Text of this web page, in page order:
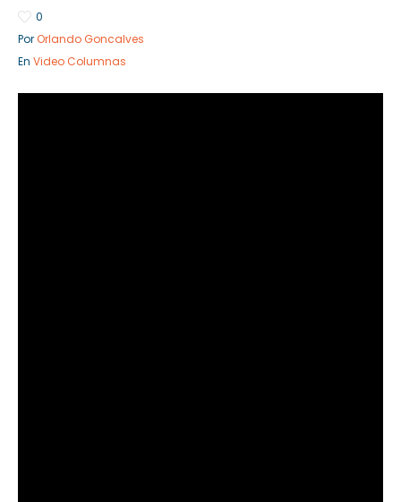
0
Por Orlando Goncalves
En Video Columnas